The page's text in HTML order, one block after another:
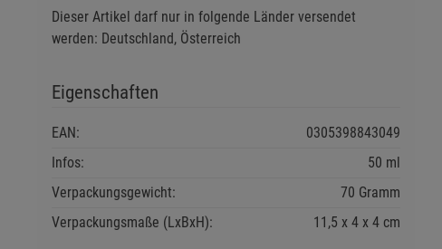
Dieser Artikel darf nur in folgende Länder versendet
werden: Deutschland, Österreich
Eigenschaften
EAN:
0305398843049
Infos:
50 ml
Verpackungsgewicht:
70 Gramm
Verpackungsmaße (LxBxH):
11,5 4 4cm